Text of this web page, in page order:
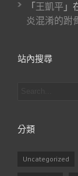
「 王凱平 」
炎混淆的跗
站內搜尋
分類
Uncategorized